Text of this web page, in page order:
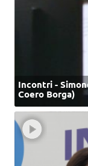
Incontri -
Coero Borga)